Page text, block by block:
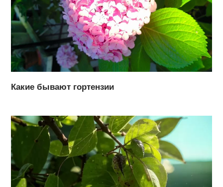
Какие бывают гортензии